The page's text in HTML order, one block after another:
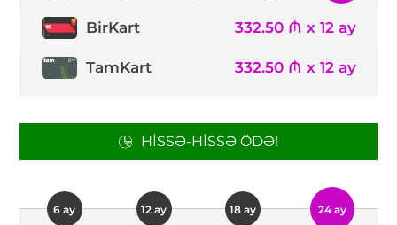
BirKart 332.50 ₼ x 12 ay
TamKart 332.50 ₼ x 12 ay
HISSƏ-HISSƏ ÖDƏ!
6 ay 12 ay 18 ay 24 ay